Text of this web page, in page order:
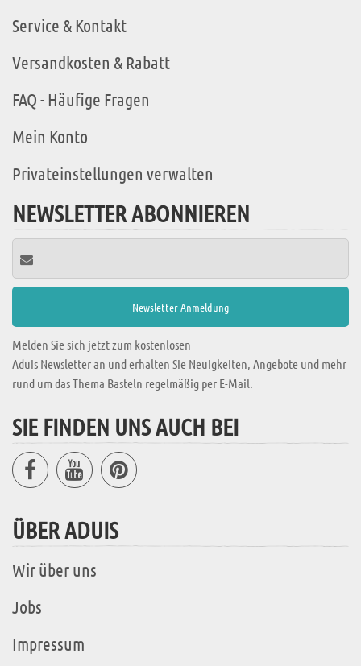
Service & Kontakt
Versandkosten & Rabatt
FAQ - Häufige Fragen
Mein Konto
Privateinstellungen verwalten
NEWSLETTER ABONNIEREN
Melden Sie sich jetzt zum kostenlosen
Aduis Newsletter an und erhalten Sie Neuigkeiten, Angebote und mehr
rund um das Thema Basteln regelmäßig per E-Mail.
SIE FINDEN UNS AUCH BEI
ÜBER ADUIS
Wir über uns
Jobs
Impressum